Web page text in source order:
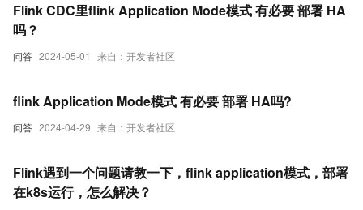
问答 2024-05-01 来自：开发者社区
Flink CDC里flink Application Mode模式 有必要 部署 HA
吗？
问答 2024-04-29 来自：开发者社区
flink Application Mode模式 有必要 部署 HA吗?
Flink遇到一个问题请教一下，flink application模式，部署
在k8s运行，怎么解决？